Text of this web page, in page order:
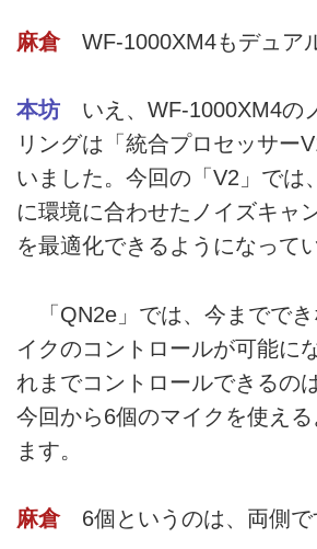
麻倉WF-1000XM4もデュア
本坊 いえ、WF-1000XM4の
リングは「統合プロセッサー
いました。今回の「V2」では
に環境に合わせたノイズキャ
を最適化できるようになって
「QN2e」では、今まででき
イクのコントロールが可能に
れまでコントロールできるの
今回から6個のマイクを使え
ます。
麻倉6個というのは、両側で